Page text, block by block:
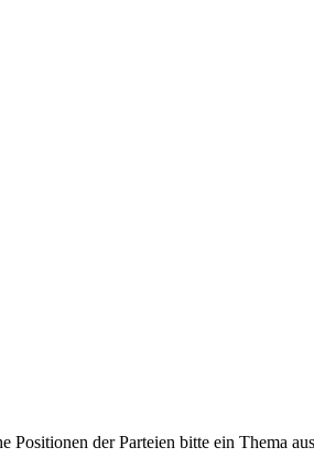
der Parteien bitte ein Thema